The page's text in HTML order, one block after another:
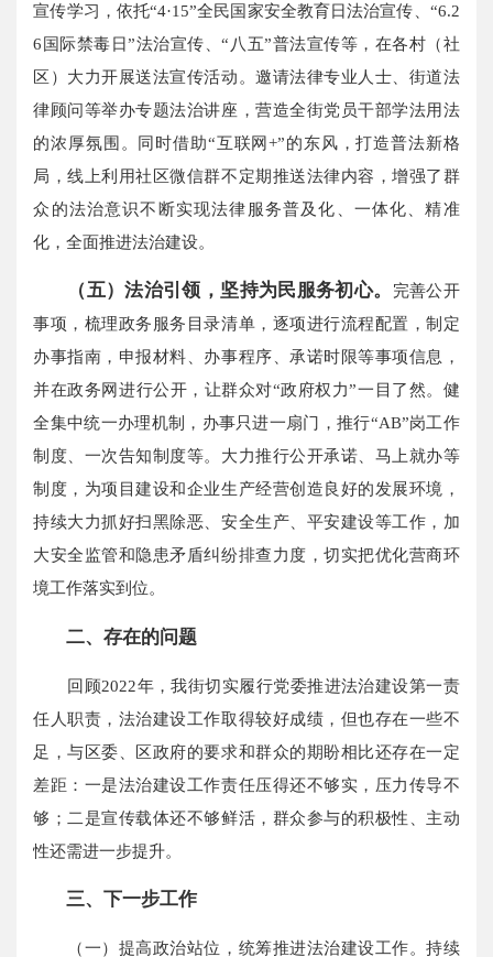
宣传学习，依托“4·15”全民国家安全教育日法治宣传、“6.2
6国际禁毒日”法治宣传、“八五”普法宣传等，在各村（社
区）大力开展送法宣传活动。邀请法律专业人士、街道法
律顾问等举办专题法治讲座，营造全街党员干部学法用法
的浓厚氛围。同时借助“互联网+”的东风，打造普法新格
局，线上利用社区微信群不定期推送法律内容，增强了群
众的法治意识不断实现法律服务普及化、一体化、精准
化，全面推进法治建设。
（五）法治引领，坚持为民服务初心。
完善公开
事项，梳理政务服务目录清单，逐项进行流程配置，制定
办事指南，申报材料、办事程序、承诺时限等事项信息，
并在政务网进行公开，让群众对“政府权力”一目了然。健
全集中统一办理机制，办事只进一扇门，推行“AB”岗工作
制度、一次告知制度等。大力推行公开承诺、马上就办等
制度，为项目建设和企业生产经营创造良好的发展环境，
持续大力抓好扫黑除恶、安全生产、平安建设等工作，加
大安全监管和隐患矛盾纠纷排查力度，切实把优化营商环
境工作落实到位。
二、存在的问题
回顾2022年，我街切实履行党委推进法治建设第一责
任人职责，法治建设工作取得较好成绩，但也存在一些不
足，与区委、区政府的要求和群众的期盼相比还存在一定
差距：一是法治建设工作责任压得还不够实，压力传导不
够；二是宣传载体还不够鲜活，群众参与的积极性、主动
性还需进一步提升。
三、下一步工作
（一）提高政治站位，统筹推进法治建设工作。持续